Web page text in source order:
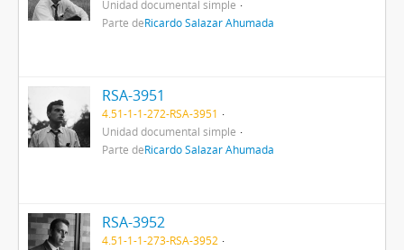
Unidad documental simple
Parte deRicardo Salazar Ahumada
RSA-3951
4.51-1-1-272-RSA-3951
Unidad documental simple
Parte deRicardo Salazar Ahumada
RSA-3952
4.51-1-1-273-RSA-3952